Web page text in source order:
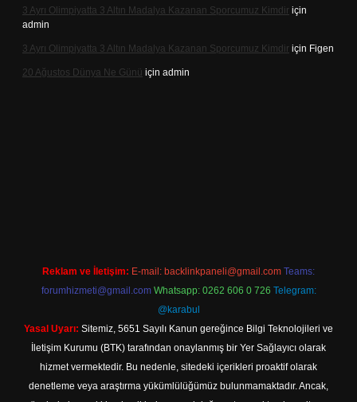
3 Ayrı Olimpiyatta 3 Altın Madalya Kazanan Sporcumuz Kimdir için
admin
3 Ayrı Olimpiyatta 3 Altın Madalya Kazanan Sporcumuz Kimdir için Figen
20 Ağustos Dünya Ne Günü için admin
Reklam ve İletişim: E-mail: backlinkpaneli@gmail.com Teams:
forumhizmeti@gmail.com Whatsapp: 0262 606 0 726 Telegram:
@karabul
Yasal Uyarı: Sitemiz, 5651 Sayılı Kanun gereğince Bilgi Teknolojileri ve
İletişim Kurumu (BTK) tarafından onaylanmış bir Yer Sağlayıcı olarak
hizmet vermektedir. Bu nedenle, sitedeki içerikleri proaktif olarak
denetleme veya araştırma yükümlülüğümüz bulunmamaktadır. Ancak,